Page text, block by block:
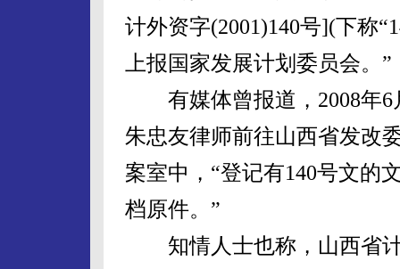
计外资字(2001)140号](下称
上报国家发展计划委员会。”
有媒体曾报道，2008年6
朱忠友律师前往山西省发改
案室中，“登记有140号文的
档原件。”
知情人士也称，山西省计